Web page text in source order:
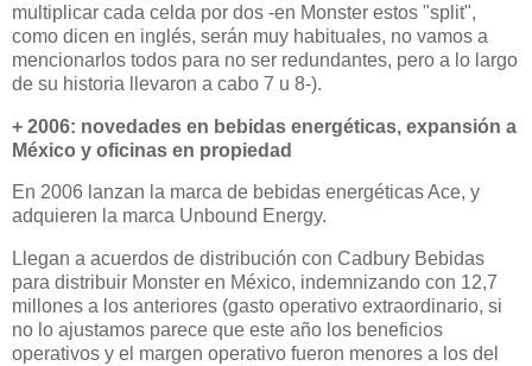
multiplicar cada celda por dos -en Monster estos "split",
como dicen en inglés, serán muy habituales, no vamos a
mencionarlos todos para no ser redundantes, pero a lo largo
de su historia llevaron a cabo 7 u 8-).
+ 2006: novedades en bebidas energéticas, expansión a
México y oficinas en propiedad
En 2006 lanzan la marca de bebidas energéticas Ace, y
adquieren la marca Unbound Energy.
Llegan a acuerdos de distribución con Cadbury Bebidas
para distribuir Monster en México, indemnizando con 12,7
millones a los anteriores (gasto operativo extraordinario, si
no lo ajustamos parece que este año los beneficios
operativos y el margen operativo fueron menores a los del